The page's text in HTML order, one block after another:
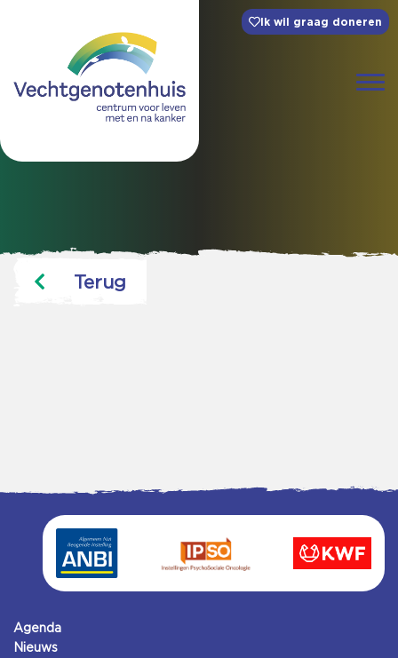
Ik wil graag doneren
Terug
Agenda
Nieuws